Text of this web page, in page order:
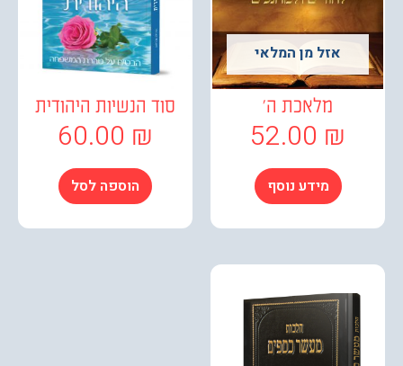
אזל מן המלאי
מלאכת ה'
52.00
מידע נוסף
סוד הנשיות היהודית
60.00
הוספה לסל